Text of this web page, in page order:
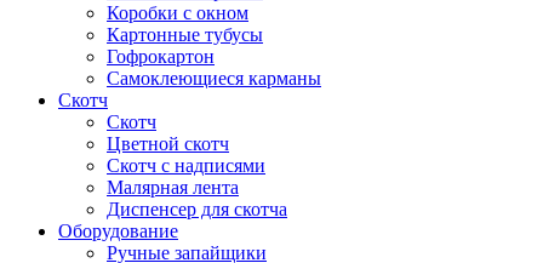
Коробки с окном
Картонные тубусы
Гофрокартон
Самоклеющиеся карманы
Скотч
Скотч
Цветной скотч
Скотч с надписями
Малярная лента
Диспенсер для скотча
Оборудование
Ручные запайщики